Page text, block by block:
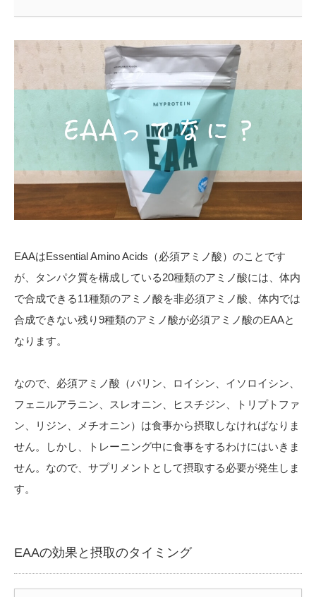
EAAはEssential Amino Acids（必須アミノ酸）のことです
が、タンパク質を構成している20種類のアミノ酸には、体内
で合成できる11種類のアミノ酸を非必須アミノ酸、体内では
合成できない残り9種類のアミノ酸が必須アミノ酸のEAAと
なります。
なので、必須アミノ酸（バリン、ロイシン、イソロイシン、
フェニルアラニン、スレオニン、ヒスチジン、トリプトファ
ン、リジン、メチオニン）は食事から摂取しなければなりま
せん。しかし、トレーニング中に食事をするわけにはいきま
せん。なので、サプリメントとして摂取する必要が発生しま
す。
EAAの効果と摂取のタイミング